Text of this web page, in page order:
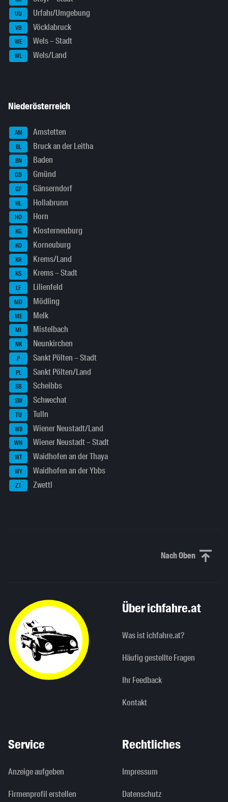
UU Urfahr/Umgebung
VB Vöcklabruck
WE Wels – Stadt
WL Wels/Land
Niederösterreich
AM Amstetten
BL Bruck an der Leitha
BN Baden
GD Gmünd
GF Gänserndorf
HL Hollabrunn
HO Horn
KG Klosterneuburg
KO Korneuburg
KR Krems/Land
KS Krems – Stadt
LF Lilienfeld
MD Mödling
ME Melk
MI Mistelbach
NK Neunkirchen
P Sankt Pölten – Stadt
PL Sankt Pölten/Land
SB Scheibbs
SW Schwechat
TU Tulln
WB Wiener Neustadt/Land
WN Wiener Neustadt – Stadt
WT Waidhofen an der Thaya
WY Waidhofen an der Ybbs
ZT Zwettl
Nach ObenNach oben
Über ichfahre.at
Was ist ichfahre.at?
Häufig gestellte Fragen
Ihr Feedback
Kontakt
Service
Anzeige aufgeben
Firmenprofil erstellen
Rechtliches
Impressum
Datenschutz